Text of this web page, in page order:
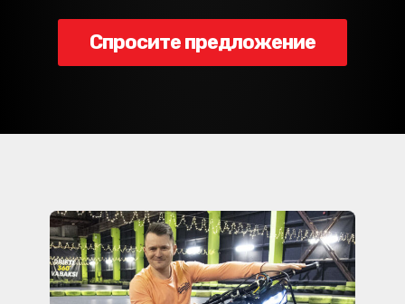
Спросите предложение